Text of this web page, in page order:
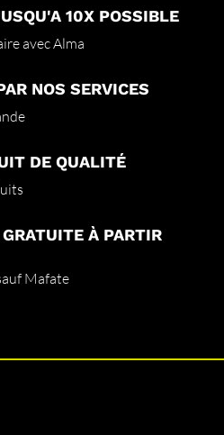
10X POSSIBLE
avec Alma
NOS SERVICES
DE QUALITÉ
À PARTIR
Mafate